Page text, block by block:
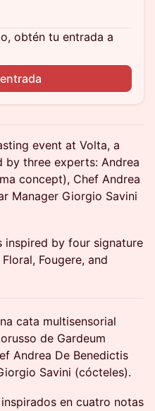
obtén tu entrada a
event at Volta, a
by three experts: Andrea
concept), Chef Andrea
Manager Giorgio Savini
inspired by four signature
Fougere, and
cata multisensorial
de Gardeum
Andrea De Benedictis
Savini (cócteles).
en cuatro notas